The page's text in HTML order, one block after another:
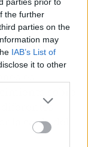
the further
parties on the
may
IAB’s List of
it to other
en los
de los
científicos.
la caída del